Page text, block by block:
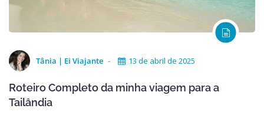
Tânia | Ei Viajante 13 de abril de 2025
Roteiro Completo da minha viagem para a
Tailândia